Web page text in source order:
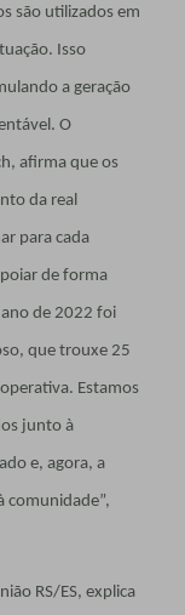
são utilizados em
Isso
a geração
O
afirma que os
da real
para cada
de forma
de 2022 foi
que trouxe 25
Estamos
junto à
e, agora, a
comunidade”,
RS/ES, explica